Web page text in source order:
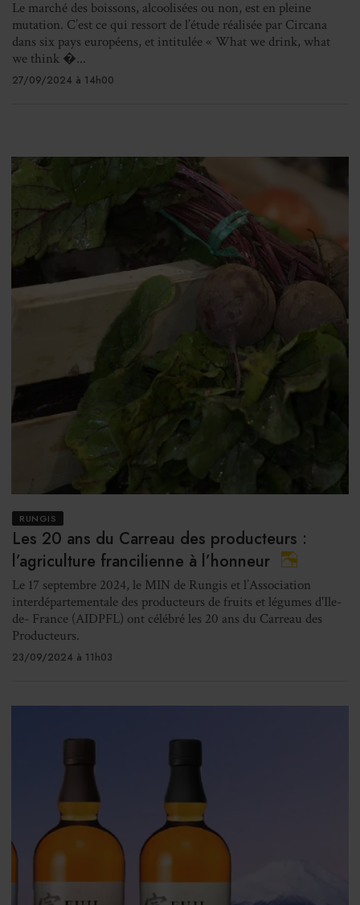
Le marché des boissons, alcoolisées ou non, est en pleine
mutation. C’est ce qui ressort de l’étude réalisée par Circana
dans six pays européens, et intitulée « What we drink, what
we think �...
27/09/2024 à 14h00
RUNGIS
Les 20 ans du Carreau des producteurs :
l’agriculture francilienne à l’honneur
Le 17 septembre 2024, le MIN de Rungis et l’Association
interdépartementale des producteurs de fruits et légumes d'Ile-
de- France (AIDPFL) ont célébré les 20 ans du Carreau des
Producteurs.
23/09/2024 à 11h03